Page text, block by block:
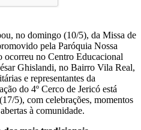
no domingo (10/5), da Missa de
pela Paróquia Nossa
ocorreu no Centro Educacional
Ghislandi, no Bairro Vila Real,
e representantes da
do 4º Cerco de Jericó está
5), com celebrações, momentos
à comunidade.